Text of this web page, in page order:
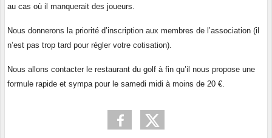
au cas où il manquerait des joueurs.
Nous donnerons la priorité d’inscription aux membres de l’association (il
n’est pas trop tard pour régler votre cotisation).
Nous allons contacter le restaurant du golf à fin qu’il nous propose une
formule rapide et sympa pour le samedi midi à moins de 20 €.